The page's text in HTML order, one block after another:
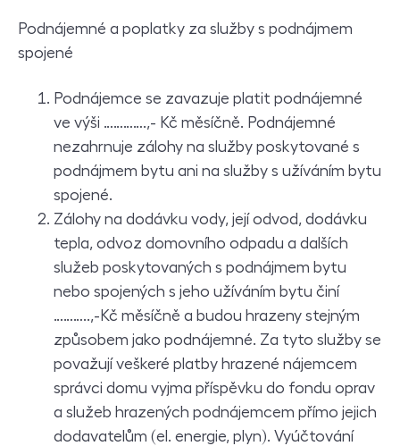
Podnájemné a poplatky za služby s podnájmem
spojené
Podnájemce se zavazuje platit podnájemné
ve výši ………….,- Kč měsíčně. Podnájemné
nezahrnuje zálohy na služby poskytované s
podnájmem bytu ani na služby s užíváním bytu
spojené.
Zálohy na dodávku vody, její odvod, dodávku
tepla, odvoz domovního odpadu a dalších
služeb poskytovaných s podnájmem bytu
nebo spojených s jeho užíváním bytu činí
………..,-Kč měsíčně a budou hrazeny stejným
způsobem jako podnájemné. Za tyto služby se
považují veškeré platby hrazené nájemcem
správci domu vyjma příspěvku do fondu oprav
a služeb hrazených podnájemcem přímo jejich
dodavatelům (el. energie, plyn). Vyúčtování